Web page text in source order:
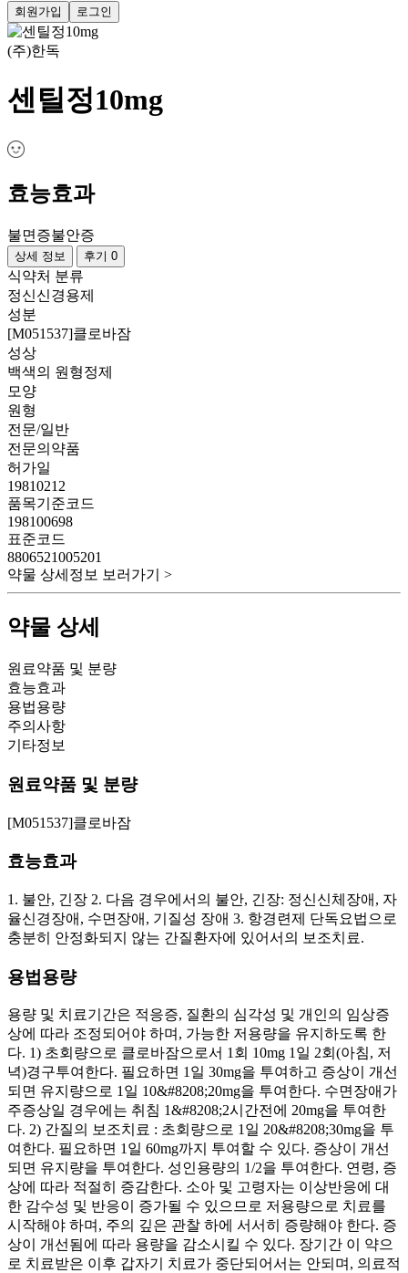
회원가입 로그인
(주)한독
센틸정10mg
효능효과
불면증불안증
상세 정보 후기 0
식약처 분류
정신신경용제
성분
[M051537]클로바잠
성상
백색의 원형정제
모양
원형
전문/일반
전문의약품
허가일
19810212
품목기준코드
198100698
표준코드
8806521005201
약물 상세정보 보러가기 >
약물 상세
원료약품 및 분량
효능효과
용법용량
주의사항
기타정보
원료약품 및 분량
[M051537]클로바잠
효능효과
1. 불안, 긴장 2. 다음 경우에서의 불안, 긴장: 정신신체장애, 자
율신경장애, 수면장애, 기질성 장애 3. 항경련제 단독요법으로
충분히 안정화되지 않는 간질환자에 있어서의 보조치료.
용법용량
용량 및 치료기간은 적응증, 질환의 심각성 및 개인의 임상증
상에 따라 조정되어야 하며, 가능한 저용량을 유지하도록 한
다. 1) 초회량으로 클로바잠으로서 1회 10mg 1일 2회(아침, 저
녁)경구투여한다. 필요하면 1일 30mg을 투여하고 증상이 개선
되면 유지량으로 1일 10&#8208;20mg을 투여한다. 수면장애가
주증상일 경우에는 취침 1&#8208;2시간전에 20mg을 투여한
다. 2) 간질의 보조치료 : 초회량으로 1일 20&#8208;30mg을 투
여한다. 필요하면 1일 60mg까지 투여할 수 있다. 증상이 개선
되면 유지량을 투여한다. 성인용량의 1/2을 투여한다. 연령, 증
상에 따라 적절히 증감한다. 소아 및 고령자는 이상반응에 대
한 감수성 및 반응이 증가될 수 있으므로 저용량으로 치료를
시작해야 하며, 주의 깊은 관찰 하에 서서히 증량해야 한다. 증
상이 개선됨에 따라 용량을 감소시킬 수 있다. 장기간 이 약으
로 치료받은 이후 갑자기 치료가 중단되어서는 안되며, 의료적